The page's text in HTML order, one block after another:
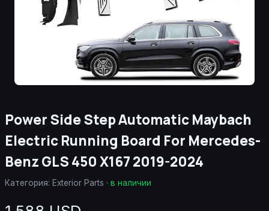
Power Side Step Automatic Maybach
Electric Running Board For Mercedes-
Benz GLS 450 X167 2019-2024
Категория: Exterior Parts · в наличии